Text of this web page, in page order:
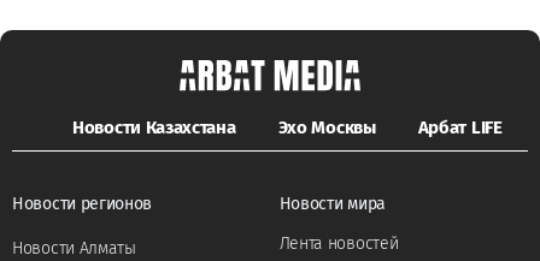
Новости Казахстана Эхо Москвы Арбат LIFE
Новости регионов
Новости Алматы
Новости мира
Лента новостей